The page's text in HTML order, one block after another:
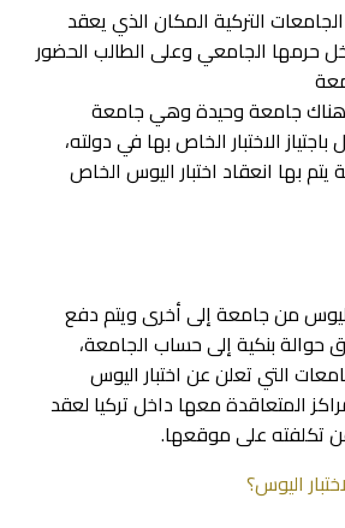
التركية المكان الذي يعقد
حرمها الجامعي وعلى الطالب الحضور
هناك جامعة وحيدة وهي جامعة
الاختبار الخاص بها في دولته،
هناك 65 دولة يتم بها انعقاد اختبار اليوس الخاص
من جامعة إلى أخرى ويتم دفع
حوالة بنكية إلى حساب الجامعة،
التي تعلن عن اختبار اليوس
المتعاقدة معها داخل تركيا لعقد
تكلفته على موقعها.
اليوس؟